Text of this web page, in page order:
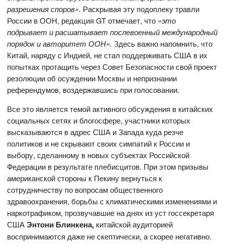
разрешения споров». Раскрывая эту подоплеку травли
России в ООН, редакция GT отмечает, что «это
подрывает и расшатывает послевоенный международный
порядок и авторитет ООН». Здесь важно напомнить, что
Китай, наряду с Индией, не стал поддерживать США в их
попытках протащить через Совет Безопасности свой проект
резолюции об осуждении Москвы и непризнании
референдумов, воздержавшись при голосовании.
Все это является темой активного обсуждения в китайских
социальных сетях и блогосфере, участники которых
высказываются в адрес США и Запада куда резче
политиков и не скрывают своих симпатий к России и
выбору, сделанному в новых субъектах Российской
Федерации в результате плебисцитов. При этом призывы
американской стороны к Пекину вернуться к
сотрудничеству по вопросам общественного
здравоохранения, борьбы с климатическими изменениями и
наркотрафиком, прозвучавшие на днях из уст госсекретаря
СШАЭнтони Блинкена, китайской аудиторией
воспринимаются даже не скептически, а скорее негативно.